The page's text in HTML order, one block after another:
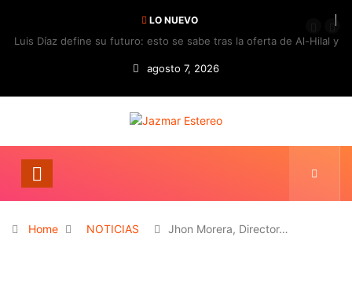
LO NUEVO
Luis Díaz define su futuro: esto se sabe tras la oferta de Al-Hilal y
la respuesta del Bayern
agosto 7, 2026
Home NOTICIAS Jhon Morera, Director…